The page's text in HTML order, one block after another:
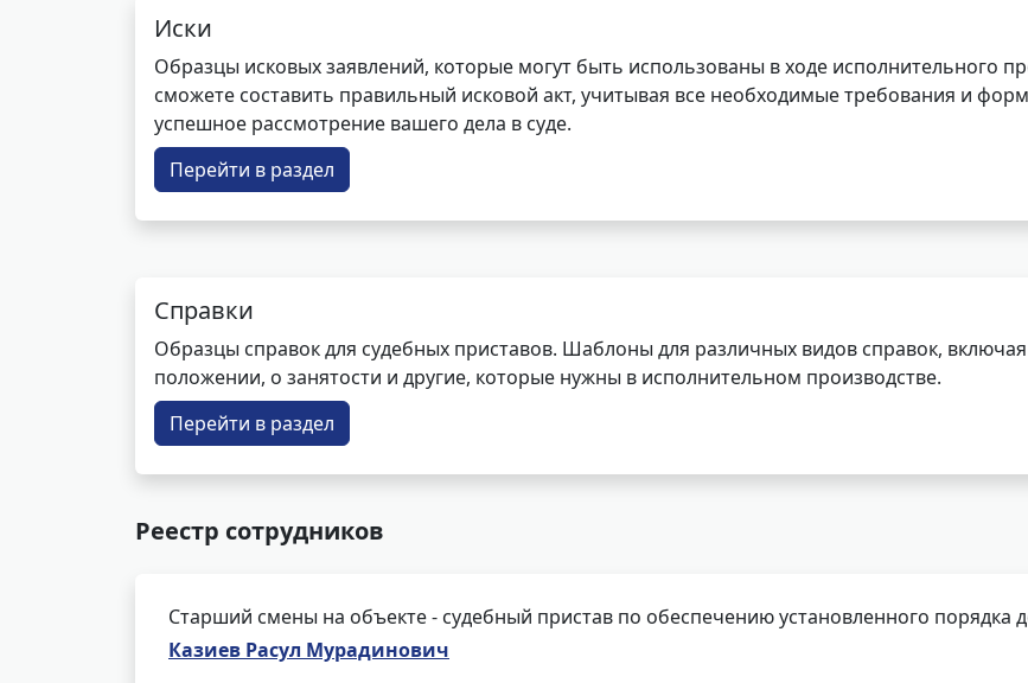
Иски
Образцы исковых заявлений, которые могут быть использованы в ходе исполнительного
сможете составить правильный исковой акт, учитывая все необходимые требования и
успешное рассмотрение вашего дела в суде.
Перейти в раздел
Справки
Образцы справок для судебных приставов. Шаблоны для различных видов справок,
положении, о занятости и другие, которые нужны в исполнительном производстве.
Перейти в раздел
Реестр сотрудников
Старший смены на объекте - судебный пристав по обеспечению установленного порядка
Казиев Расул Мурадинович